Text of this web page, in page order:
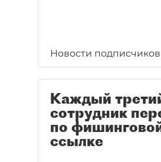
Новости подписчиков
Каждый
сотрудник
по
ссылке